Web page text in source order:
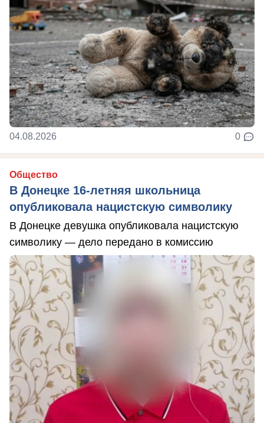
04.08.2026 0
Общество
В Донецке 16-летняя школьница
опубликовала нацистскую символику
В Донецке девушка опубликовала нацистскую
символику — дело передано в комиссию